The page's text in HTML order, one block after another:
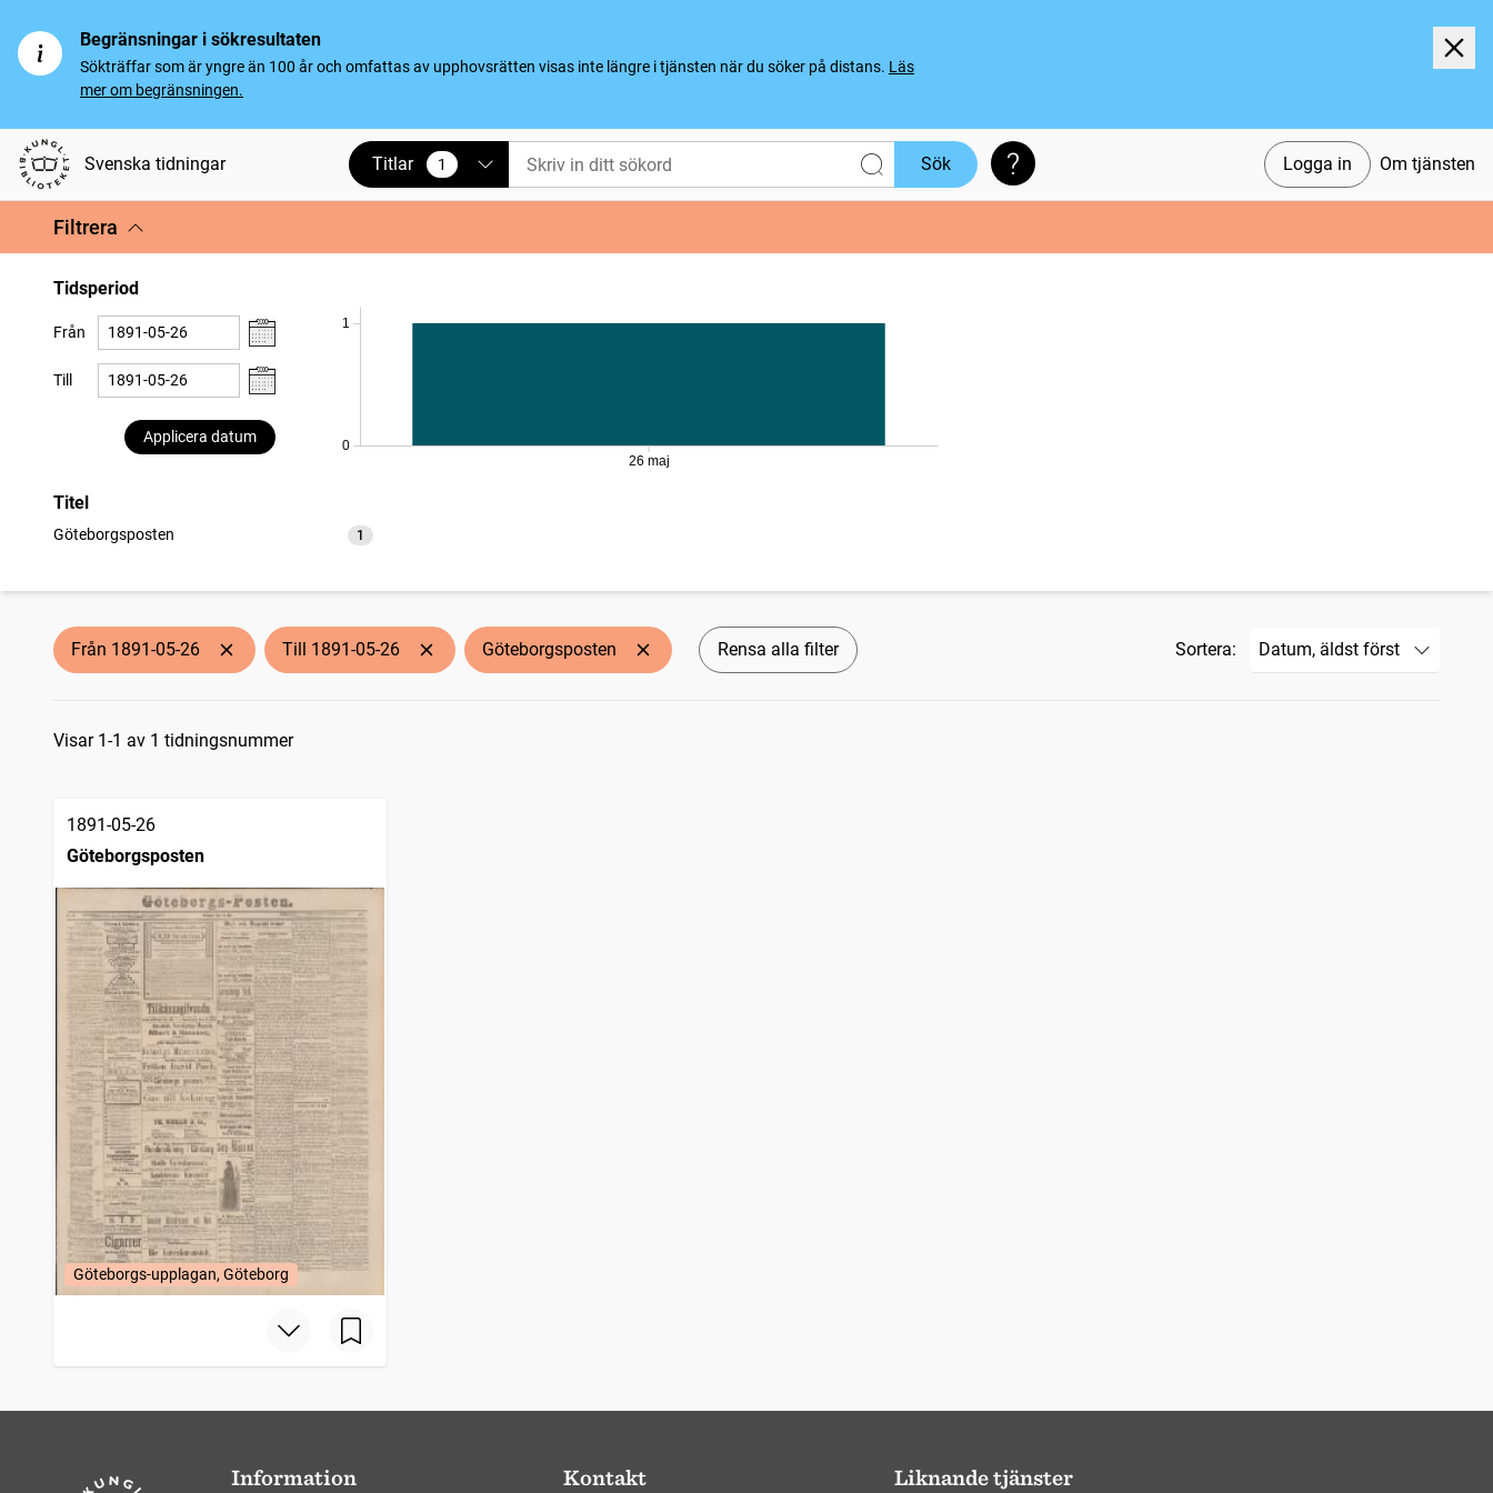
Begränsningar i sökresultaten
Sökträffar som är yngre än 100 år och omfattas av upphovsrätten visas inte längre i tjänsten när du söker på distans. Läs
mer om begränsningen.
Svenska tidningar Logga in Om tjänsten
Titlar 1
vald Sök Söktips
Filtrera
Tidsperiod
Från
Till
Applicera datum
0
1
26 maj
Titel
Göteborgsposten 1
träffar
Från 1891-05-26 Till 1891-05-26 Göteborgsposten Rensa alla filter Sortera:
Sökresultat
Visar 1-1 av 1 tidningsnummer
1891-05-26
Göteborgsposten
Göteborgs-upplagan, Göteborg
Information Kontakt Liknande tjänster